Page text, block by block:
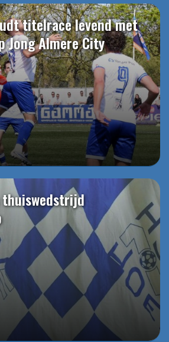
titelrace levend met
Jong Almere City